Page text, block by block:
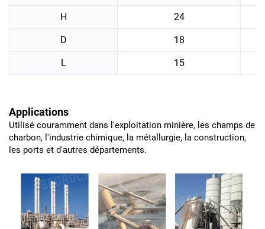
H 24
D 18
L 15
Applications
Utilisé couramment dans l'exploitation minière, les champs de
charbon, l'industrie chimique, la métallurgie, la construction,
les ports et d'autres départements.